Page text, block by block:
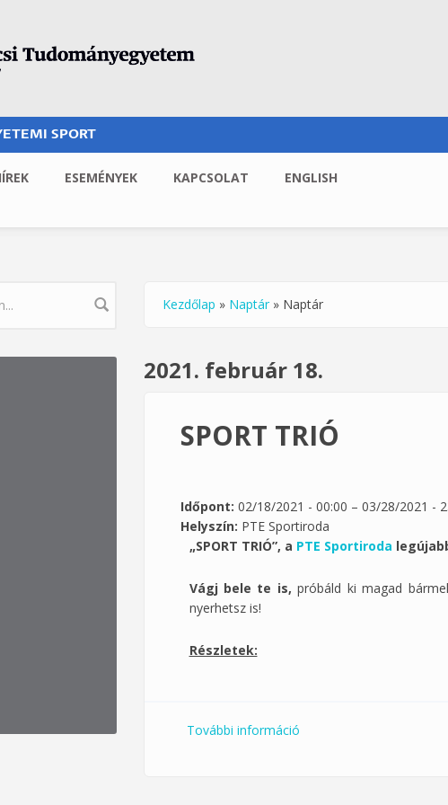
SPORT
ESEMÉNYEK KAPCSOLAT
ENGLISH
Jelenlegi hely
Kezdőlap » Naptár » Naptár
2021. február 18.
SPORT TRIÓ
Időpont: 02/18/2021 - 00:00 – 03/28/2021 -
Helyszín: PTE Sportiroda
„SPORT TRIÓ”, a PTE Sportiroda
Vágj bele te is,próbáld ki magad
nyerhetsz is!
Részletek:
További információ